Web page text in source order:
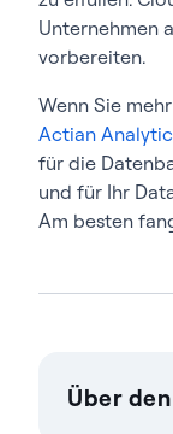
Unternehmen
vorbereiten.
Wenn Sie
Actian
für die
und für Ihr
Am besten
Über